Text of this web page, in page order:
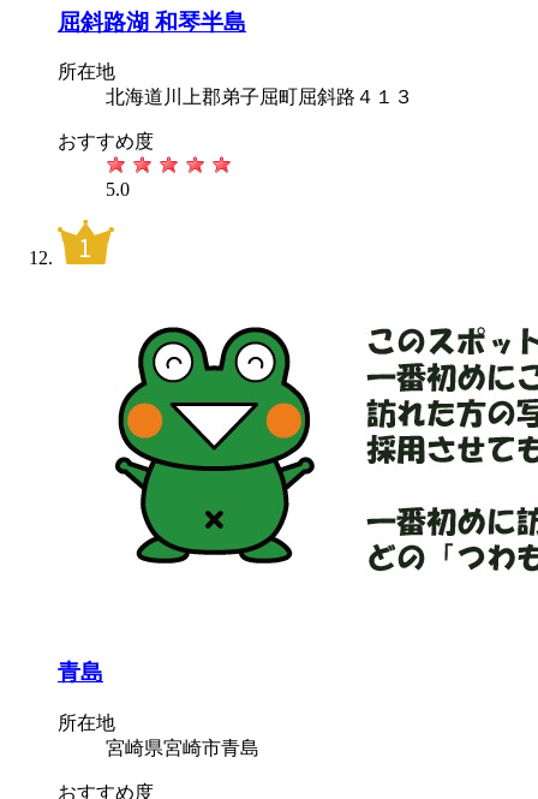
屈斜路湖 和琴半島
所在地
北海道川上郡弟子屈町屈斜路４１３
おすすめ度
5.0
青島
所在地
宮崎県宮崎市青島
おすすめ度